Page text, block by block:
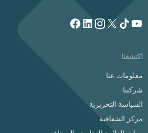
اكتشفنا
معلومات عنا
شركتنا
السياسة التحريرية
مركز الشفافية